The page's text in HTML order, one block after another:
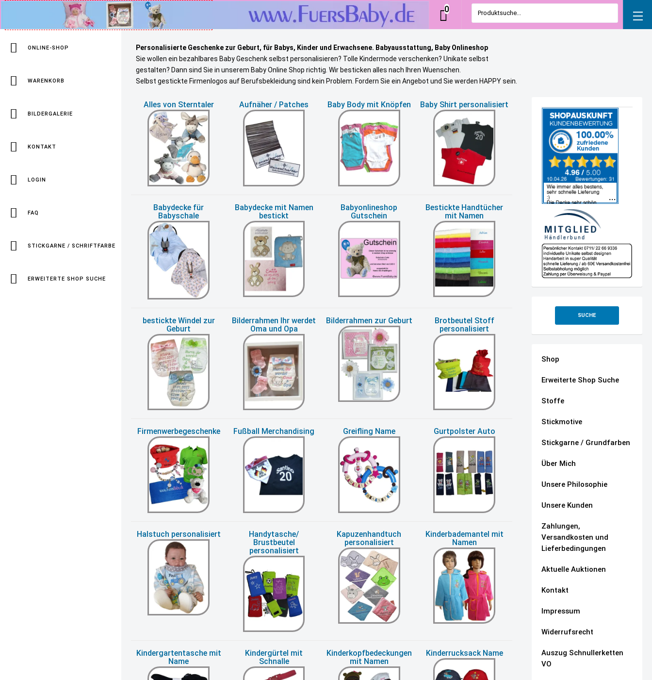
Personalisierte Geschenke zur Geburt, für Babys, Kinder und Erwachsene. Babyausstattung, Baby Onlineshop
Sie wollen ein bezahlbares Baby Geschenk selbst personalisieren? Tolle Kindermode verschenken? Unikate selbst
gestalten? Dann sind Sie in unserem Baby Online Shop richtig. Wir besticken alles nach Ihren Wuenschen.
Selbst gestickte Firmenlogos auf Berufsbekleidung sind kein Problem. Fordern Sie ein Angebot und Sie werden HAPPY sein.
Produktsuche...
0
ONLINE-SHOP
WARENKORB
BILDERGALERIE
KONTAKT
LOGIN
FAQ
STICKGARNE / SCHRIFTFARBE
ERWEITERTE SHOP SUCHE
Alles von Sterntaler Aufnäher / Patches Baby Body mit Knöpfen Baby Shirt personalisiert
Babydecke für
Babyschale
Babydecke mit Namen
bestickt
Babyonlineshop
Gutschein
Bestickte Handtücher
mit Namen
bestickte Windel zur
Geburt
Bilderrahmen Ihr werdet
Oma und Opa
Bilderrahmen zur Geburt
Brotbeutel Stoff
personalisiert
Firmenwerbegeschenke Fußball Merchandising Greifling Name Gurtpolster Auto
Halstuch personalisiert
Handytasche/
Brustbeutel
personalisiert
Kapuzenhandtuch
personalisiert
Kinderbademantel mit
Namen
Kindergartentasche mit
Name
Kindergürtel mit
Schnalle
Kinderkopfbedeckungen
mit Namen
Kinderrucksack Name
SUCHE
Shop
Erweiterte Shop Suche
Stoffe
Stickmotive
Stickgarne / Grundfarben
Über Mich
Unsere Philosophie
Unsere Kunden
Zahlungen,
Versandkosten und
Lieferbedingungen
Aktuelle Auktionen
Kontakt
Impressum
Widerrufsrecht
Auszug Schnullerketten
VO